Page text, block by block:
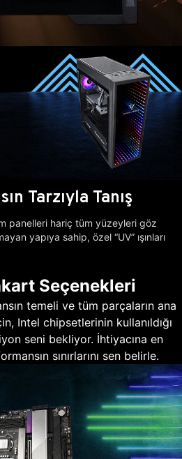
Tarzıyla Tanış
panelleri hariç tüm yüzeyleri göz
yapıya sahip, özel “UV” ışınları
Seçenekleri
temeli ve tüm parçaların ana
Intel chipsetlerinin kullanıldığı
seni bekliyor. İhtiyacına en
sınırlarını sen belirle.